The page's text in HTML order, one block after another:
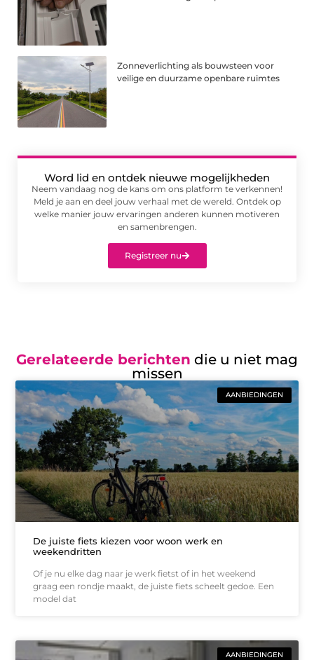
Zonneverlichting als bouwsteen voor
veilige en duurzame openbare ruimtes
Word lid en ontdek nieuwe mogelijkheden
Neem vandaag nog de kans om ons platform te verkennen!
Meld je aan en deel jouw verhaal met de wereld. Ontdek op
welke manier jouw ervaringen anderen kunnen motiveren
en samenbrengen.
Registreer nu
Gerelateerde berichten die u niet mag
missen
AANBIEDINGEN
De juiste fiets kiezen voor woon werk en
weekendritten
Of je nu elke dag naar je werk fietst of in het weekend
graag een rondje maakt, de juiste fiets scheelt gedoe. Een
model dat
AANBIEDINGEN